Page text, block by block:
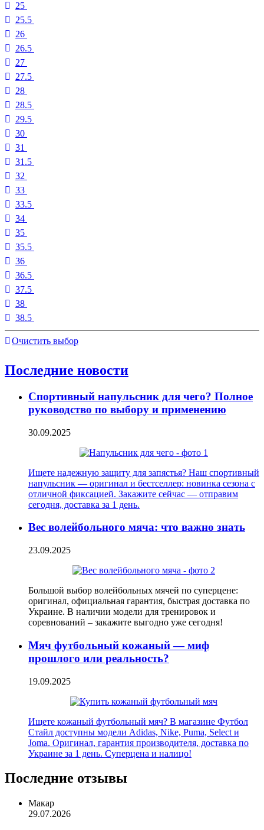
25
25.5
26
26.5
27
27.5
28
28.5
29.5
30
31
31.5
32
33
33.5
34
35
35.5
36
36.5
37.5
38
38.5
Очистить выбор
Последние новости
Спортивный напульсник для чего? Полное
руководство по выбору и применению
30.09.2025
Ищете надежную защиту для запястья? Наш спортивный
напульсник — оригинал и бестселлер: новинка сезона с
отличной фиксацией. Закажите сейчас — отправим
сегодня, доставка за 1 день.
Вес волейбольного мяча: что важно знать
23.09.2025
Большой выбор волейбольных мячей по суперцене:
оригинал, официальная гарантия, быстрая доставка по
Украине. В наличии модели для тренировок и
соревнований – закажите выгодно уже сегодня!
Мяч футбольный кожаный — миф
прошлого или реальность?
19.09.2025
Ищете кожаный футбольный мяч? В магазине Футбол
Стайл доступны модели Adidas, Nike, Puma, Select и
Joma. Оригинал, гарантия производителя, доставка по
Украине за 1 день. Суперцена и налицо!
Последние отзывы
Макар
29.07.2026